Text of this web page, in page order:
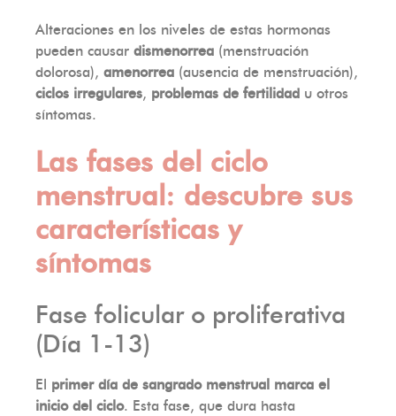
Alteraciones en los niveles de estas hormonas
pueden causar dismenorrea (menstruación
dolorosa), amenorrea (ausencia de menstruación),
ciclos irregulares, problemas de fertilidad u otros
síntomas.
Las fases del ciclo
menstrual: descubre sus
características y
síntomas
Fase folicular o proliferativa
(Día 1-13)
El primer día de sangrado menstrual marca el
inicio del ciclo. Esta fase, que dura hasta